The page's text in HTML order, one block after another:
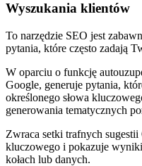
Wyszukania klientów
To narzędzie SEO jest
pytania, które często zadają
W oparciu o funkcję
Google, generuje pytania,
określonego słowa
generowania tematycznych
Zwraca setki trafnych sugestii
kluczowego i pokazuje
kołach lub danych.